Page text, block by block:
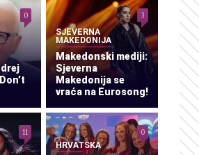
0
SJEVERNA
MAKEDONIJA
Makedonski mediji:
Sjeverna
Makedonija se
vraća na Eurosong!
3
11
HRVATSKA
0